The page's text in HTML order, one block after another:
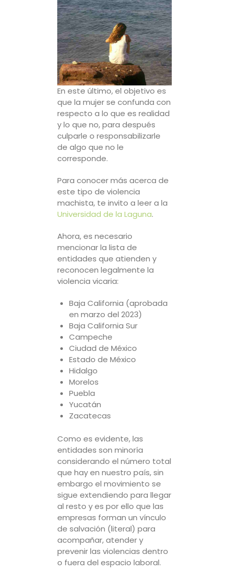
En este último, el objetivo es
que la mujer se confunda con
respecto a lo que es realidad
y lo que no, para después
culparle o responsabilizarle
de algo que no le
corresponde.
Para conocer más acerca de
este tipo de violencia
machista, te invito a leer a la
Universidad de la Laguna.
Ahora, es necesario
mencionar la lista de
entidades que atienden y
reconocen legalmente la
violencia vicaria:
Baja California (aprobada
en marzo del 2023)
Baja California Sur
Campeche
Ciudad de México
Estado de México
Hidalgo
Morelos
Puebla
Yucatán
Zacatecas
Como es evidente, las
entidades son minoría
considerando el número total
que hay en nuestro país, sin
embargo el movimiento se
sigue extendiendo para llegar
al resto y es por ello que las
empresas forman un vínculo
de salvación (literal) para
acompañar, atender y
prevenir las violencias dentro
o fuera del espacio laboral.